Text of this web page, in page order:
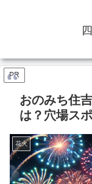
PR
おのみち住
は？穴場ス
花火